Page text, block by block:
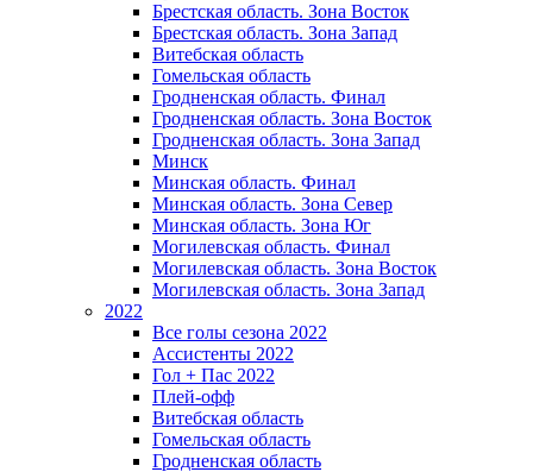
Брестская область. Зона Восток
Брестская область. Зона Запад
Витебская область
Гомельская область
Гродненская область. Финал
Гродненская область. Зона Восток
Гродненская область. Зона Запад
Минск
Минская область. Финал
Минская область. Зона Север
Минская область. Зона Юг
Могилевская область. Финал
Могилевская область. Зона Восток
Могилевская область. Зона Запад
2022
Все голы сезона 2022
Ассистенты 2022
Гол + Пас 2022
Плей-офф
Витебская область
Гомельская область
Гродненская область